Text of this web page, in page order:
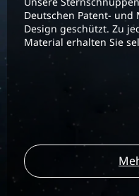
Deutschen Patent- und
Design geschützt. Zu
Material erhalten Sie